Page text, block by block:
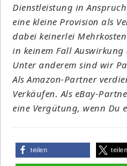
Dienstleistung in
eine kleine Provision als
dabei keinerlei
in keinem Fall
Unter anderem sind wir
Als Amazon-Partner
Verkäufen. Als eBay-
eine Vergütung, wenn Du
teilen teilen